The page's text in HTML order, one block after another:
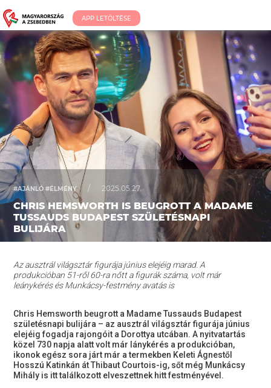
APP LETÖLTÉSE
#AJÁNLÓ #ÉLMÉNY / 2025.05.27.
CHRIS HEMSWORTH IS BEUGROTT A MADAME
TUSSAUDS BUDAPEST SZÜLETÉSNAPI
BULIJÁRA
Az ausztrál világsztár figurája június elejéig marad. A
produkcióban 51-ről 60-ra nőtt a figurák száma, volt már
leánykérés és Munkácsy-festmény avatás is
Chris Hemsworth beugrott a Madame Tussauds Budapest
születésnapi bulijára – az ausztrál világsztár figurája június
elejéig fogadja rajongóit a Dorottya utcában. A nyitvatartás
közel 730 napja alatt volt már lánykérés a produkcióban,
ikonok egész sora járt már a termekben Keleti Ágnestől
Hosszú Katinkán át Thibaut Courtois-ig, sőt még Munkácsy
Mihály is itt találkozott elveszettnek hitt festményével.